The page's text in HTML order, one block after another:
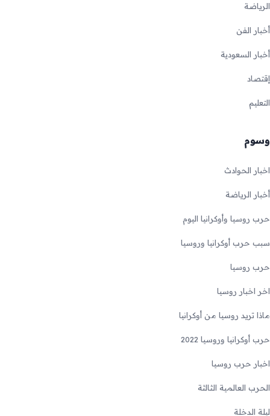
الرياضة
أخبار الفن
أخبار السعودية
إقتصاد
التعليم
وسوم
اخبار الحوادث
أخبار الرياضة
حرب روسيا وأوكرانيا اليوم
سبب حرب أوكرانيا وروسيا
حرب روسيا
اخر اخبار روسيا
ماذا تريد روسيا من أوكرانيا
حرب أوكرانيا وروسيا 2022
اخبار حرب روسيا
الحرب العالمية الثالثة
ليلة الدخلة